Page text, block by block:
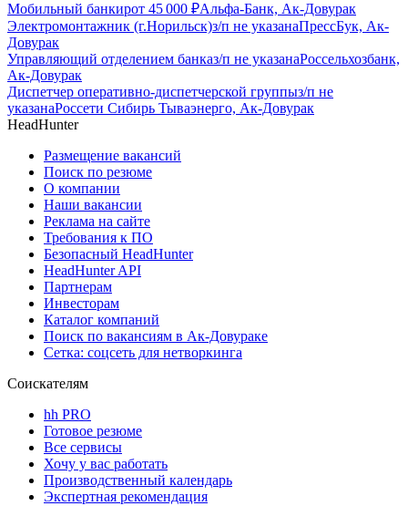
Мобильный банкирот 45 000 ₽Альфа-Банк, Ак-Довурак
Электромонтажник (г.Норильск)з/п не указанаПрессБук, Ак-
Довурак
Управляющий отделением банказ/п не указанаРоссельхозбанк,
Ак-Довурак
Диспетчер оперативно-диспетчерской группыз/п не
указанаРоссети Сибирь Тываэнерго, Ак-Довурак
HeadHunter
Размещение вакансий
Поиск по резюме
О компании
Наши вакансии
Реклама на сайте
Требования к ПО
Безопасный HeadHunter
HeadHunter API
Партнерам
Инвесторам
Каталог компаний
Поиск по вакансиям в Ак-Довураке
Сетка: соцсеть для нетворкинга
Соискателям
hh PRO
Готовое резюме
Все сервисы
Хочу у вас работать
Производственный календарь
Экспертная рекомендация